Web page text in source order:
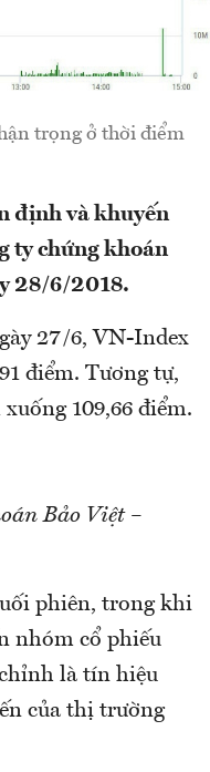
trọng ở thời điểm
định và khuyến
ty chứng khoán
28/6/2018.
27/6, VN-Index
điểm. Tương tự,
109,66 điểm.
Bảo Việt –
phiên, trong khi
nhóm cổ phiếu
là tín hiệu
của thị trường